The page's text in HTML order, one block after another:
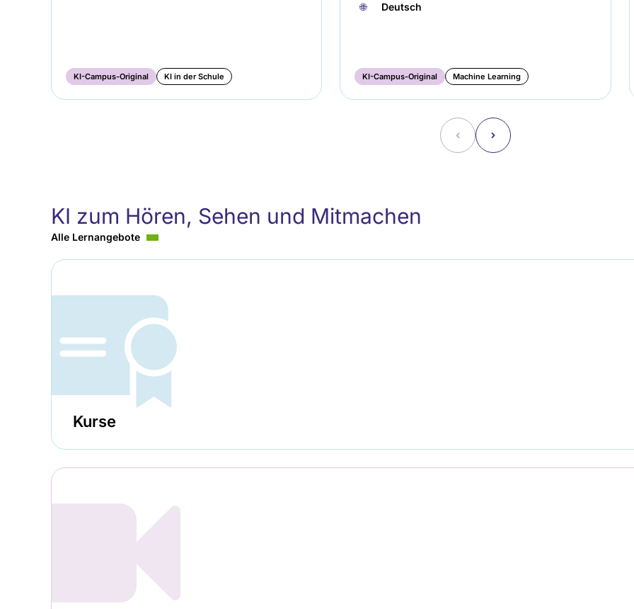
KI-Campus-Original KI in der Schule
🌐︎
Deutsch
KI-Campus-Original Machine Learning
˂ ˃
KI zum Hören, Sehen und Mitmachen
Alle Lernangebote
Kurse